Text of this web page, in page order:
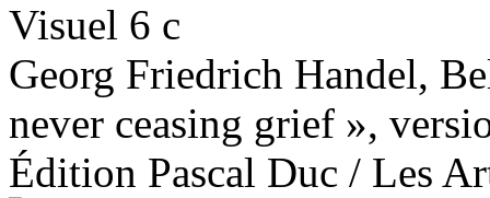
Visuel 6 c
Georg Friedrich Handel,
never ceasing grief »,
Édition Pascal Duc / Les